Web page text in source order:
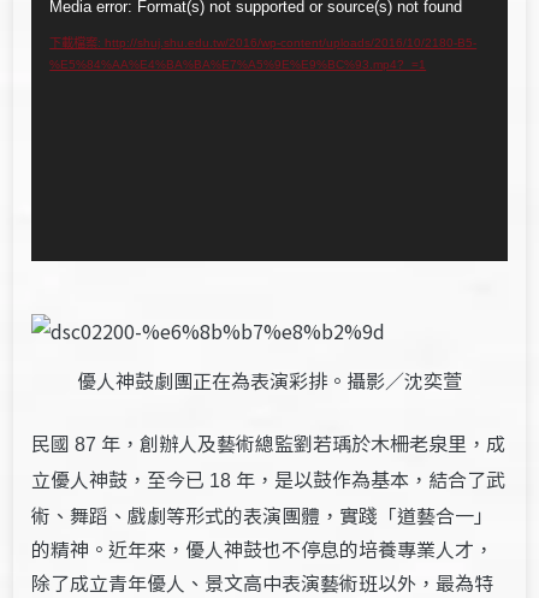
訊
播
Media error: Format(s) not supported or source(s) not found
下載檔案: http://shuj.shu.edu.tw/2016/wp-content/uploads/2016/10/2180-B5-
%E5%84%AA%E4%BA%BA%E7%A5%9E%E9%BC%93.mp4?_=1
優人神鼓劇團正在為表演彩排。攝影／沈奕萱
民國87 年，創辦人及藝術總監劉若瑀於木柵老泉里，成
立優人神鼓，至今已 18 年，是以鼓作為基本，結合了武
術、舞蹈、戲劇等形式的表演團體，實踐「道藝合一」
的精神。近年來，優人神鼓也不停息的培養專業人才，
除了成立青年優人、景文高中表演藝術班以外，最為特